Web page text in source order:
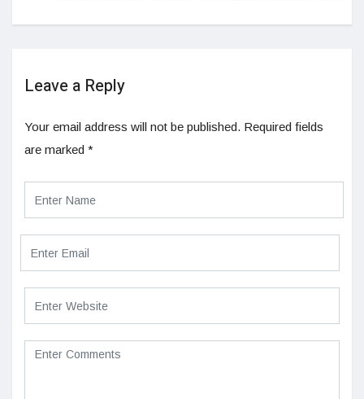
Leave a Reply
Your email address will not be published. Required fields
are marked *